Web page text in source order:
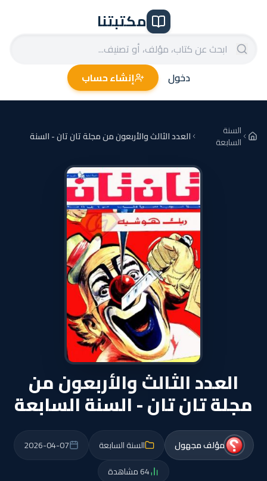
مكتبتنا
دخول إنشاء حساب
السنة
السابعة العدد الثالث والأربعون من مجلة تان تان - السنة
العدد الثالث والأربعون من
مجلة تان تان - السنة السابعة
مؤلف مجهول السنة السابعة
2026-04-07
64 مشاهدة